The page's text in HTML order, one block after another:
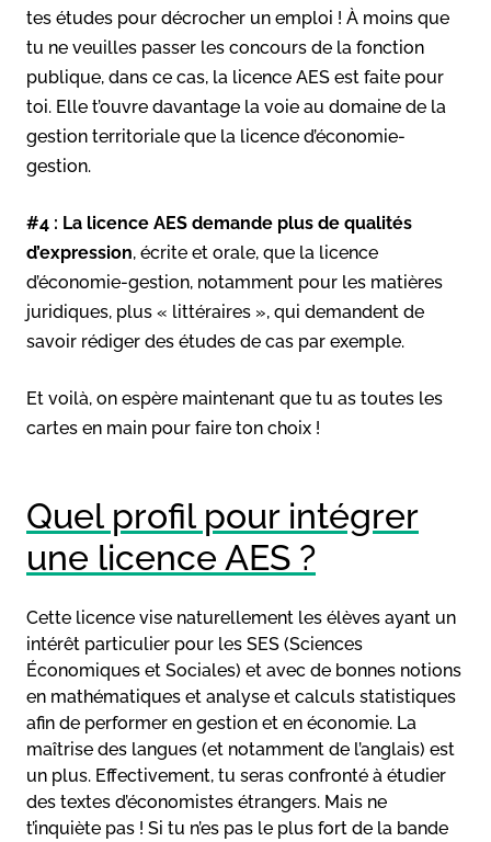
tes études pour décrocher un emploi ! À moins que
tu ne veuilles passer les concours de la fonction
publique, dans ce cas, la licence AES est faite pour
toi. Elle t’ouvre davantage la voie au domaine de la
gestion territoriale que la licence d’économie-
gestion.
#4 : La licence AES demande plus de qualités
d’expression, écrite et orale, que la licence
d’économie-gestion, notamment pour les matières
juridiques, plus « littéraires », qui demandent de
savoir rédiger des études de cas par exemple.
Et voilà, on espère maintenant que tu as toutes les
cartes en main pour faire ton choix !
Quel profil pour intégrer
une licence AES ?
Cette licence vise naturellement les élèves ayant un
intérêt particulier pour les SES (Sciences
Économiques et Sociales) et avec de bonnes notions
en mathématiques et analyse et calculs statistiques
afin de performer en gestion et en économie. La
maîtrise des langues (et notamment de l’anglais) est
un plus. Effectivement, tu seras confronté à étudier
des textes d’économistes étrangers. Mais ne
t’inquiète pas ! Si tu n’es pas le plus fort de la bande